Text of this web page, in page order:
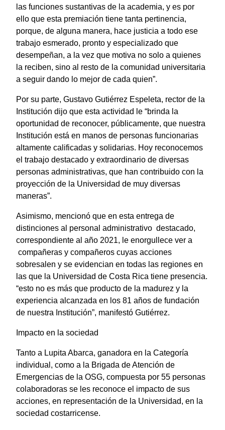
las funciones sustantivas de la academia, y es por
ello que esta premiación tiene tanta pertinencia,
porque, de alguna manera, hace justicia a todo ese
trabajo esmerado, pronto y especializado que
desempeñan, a la vez que motiva no solo a quienes
la reciben, sino al resto de la comunidad universitaria
a seguir dando lo mejor de cada quien”.
Por su parte, Gustavo Gutiérrez Espeleta, rector de la
Institución dijo que esta actividad le “brinda la
oportunidad de reconocer, públicamente, que nuestra
Institución está en manos de personas funcionarias
altamente calificadas y solidarias. Hoy reconocemos
el trabajo destacado y extraordinario de diversas
personas administrativas, que han contribuido con la
proyección de la Universidad de muy diversas
maneras”.
Asimismo, mencionó que en esta entrega de
distinciones al personal administrativo destacado,
correspondiente al año 2021, le enorgullece ver a
compañeras y compañeros cuyas acciones
sobresalen y se evidencian en todas las regiones en
las que la Universidad de Costa Rica tiene presencia.
“esto no es más que producto de la madurez y la
experiencia alcanzada en los 81 años de fundación
de nuestra Institución”, manifestó Gutiérrez.
Impacto en la sociedad
Tanto a Lupita Abarca, ganadora en la Categoría
individual, como a la Brigada de Atención de
Emergencias de la OSG, compuesta por 55 personas
colaboradoras se les reconoce el impacto de sus
acciones, en representación de la Universidad, en la
sociedad costarricense.